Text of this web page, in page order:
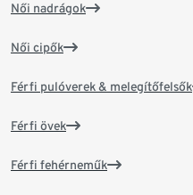
Női nadrágok
Női cipők
Férfi pulóverek & melegítőfelsők
Férfi övek
Férfi fehérneműk